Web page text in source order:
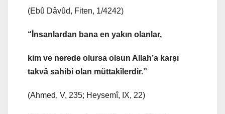
(Ebû Dâvûd, Fiten, 1/4242)
“İnsanlardan bana en yakın olanlar,
kim ve nerede olursa olsun Allah’a karşı
takvâ sahibi olan müttakîlerdir.”
(Ahmed, V, 235; Heysemî, IX, 22)